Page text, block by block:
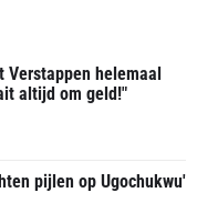
Verstappen helemaal
altijd om geld!"
pijlen op Ugochukwu'